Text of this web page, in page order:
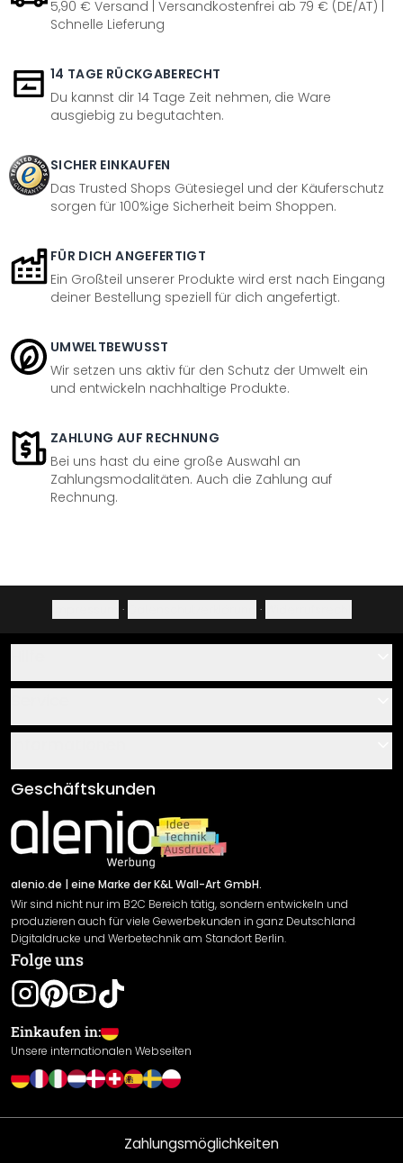
5,90 € Versand | Versandkostenfrei ab 79 € (DE/AT) |
Schnelle Lieferung
14 TAGE RÜCKGABERECHT
Du kannst dir 14 Tage Zeit nehmen, die Ware
ausgiebig zu begutachten.
SICHER EINKAUFEN
Das Trusted Shops Gütesiegel und der Käuferschutz
sorgen für 100%ige Sicherheit beim Shoppen.
FÜR DICH ANGEFERTIGT
Ein Großteil unserer Produkte wird erst nach Eingang
deiner Bestellung speziell für dich angefertigt.
UMWELTBEWUSST
Wir setzen uns aktiv für den Schutz der Umwelt ein
und entwickeln nachhaltige Produkte.
ZAHLUNG AUF RECHNUNG
Bei uns hast du eine große Auswahl an
Zahlungsmodalitäten. Auch die Zahlung auf
Rechnung.
· ·
Über uns
Klebe- und Montageanleitungen
Newsletter An-/Abmeldung
Sendungsverfolgung
AGB
Impressum
Versand & Zahlung
Rücksendung
Widerrufsrecht
Datenschutzerklärung
Gewährleistung
Leistungserklärung / CE-Zeichen
Cookie Einstellungen
Geschäftskunden
alenio.de | eine Marke der K&L Wall-Art GmbH.
Wir sind nicht nur im B2C Bereich tätig, sondern entwickeln und
produzieren auch für viele Gewerbekunden in ganz Deutschland
Digitaldrucke und Werbetechnik am Standort Berlin.
Folge uns
Einkaufen in:
Unsere internationalen Webseiten
Zahlungsmöglichkeiten